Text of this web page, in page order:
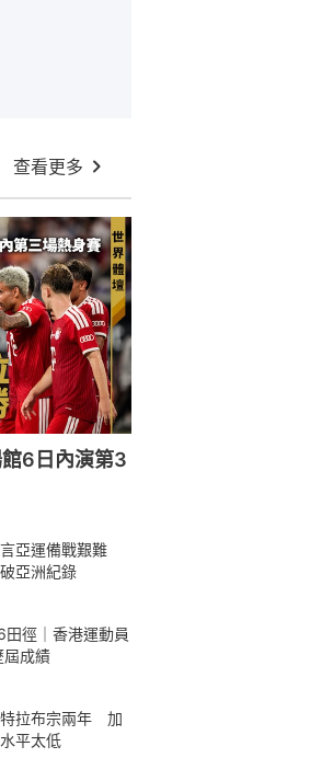
查看更多
6日內演第3
亞運備戰艱難
亞洲紀錄
徑｜香港運動員
屆成績
特拉布宗兩年 加
平太低